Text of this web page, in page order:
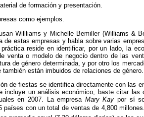
de formación y presentación.
como ejemplos.
Willliams y Michelle Bemiller (Williams &
de estas empresas y habla sobre varias
reside en identificar, por un lado, la
venta o modelo de negocio dentro de las
de género determinada, y por otro los
están imbuidos de relaciones de género.
de fiestas se identifica directamente con las
un análisis económico, baste citar las
en 2007. La empresa Mary Kay por sí
países con un total de ventas de 4,800